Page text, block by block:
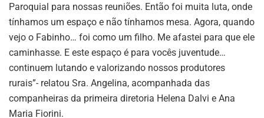
Paroquial para nossas reuniões. Então foi muita luta, onde
tínhamos um espaço e não tínhamos mesa. Agora, quando
vejo o Fabinho… foi como um filho. Me afastei para que ele
caminhasse. E este espaço é para vocês juventude…
continuem lutando e valorizando nossos produtores
rurais”- relatou Sra. Angelina, acompanhada das
companheiras da primeira diretoria Helena Dalvi e Ana
Maria Fiorini.